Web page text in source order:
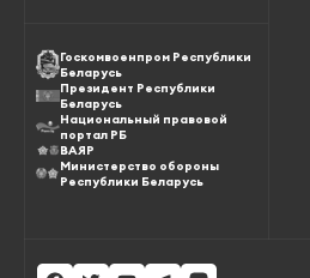
Госкомвоенпром Республики
Беларусь
Президент Республики
Беларусь
Национальный правовой
портал РБ
ВАЯР
Министерство обороны
Республики Беларусь